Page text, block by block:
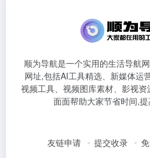
顺为导航是一个实用的生活导航
网址,包括AI工具精选、新媒体运
视频工具、视频图库素材、影视
面面帮助大家节省时间,提
友链申请 提交收录